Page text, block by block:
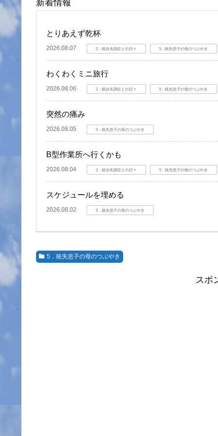
新着情報
とりあえず乾杯
2026.08.07 2．統合失調症との日々 5．統失息子の母のつぶやき
わくわくミニ旅行
2026.08.06 2．統合失調症との日々 5．統失息子の母のつぶやき
突然の痛み
2026.08.05 5．統失息子の母のつぶやき
B型作業所へ行くかも
2026.08.04 2．統合失調症との日々 5．統失息子の母のつぶやき
スケジュールを埋める
2026.08.02 5．統失息子の母のつぶやき
5．統失息子の母のつぶやき
スポ